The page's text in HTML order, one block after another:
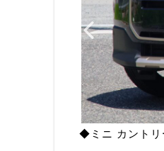
◆ミニ カントリ